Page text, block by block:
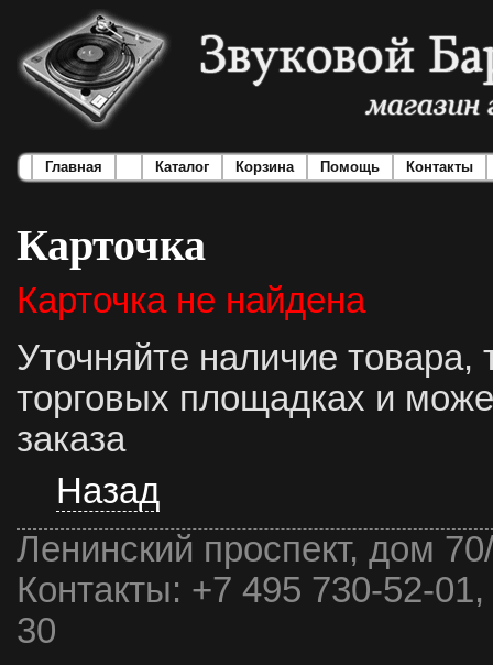
Главная Каталог Корзина Помощь Контакты
Карточка
Карточка не найдена
Уточняйте наличие товара,
торговых площадках и
заказа
Назад
Ленинский проспект, дом
Контакты: +7 495 730-52-
30